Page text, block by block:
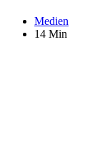
Medien
14 Min